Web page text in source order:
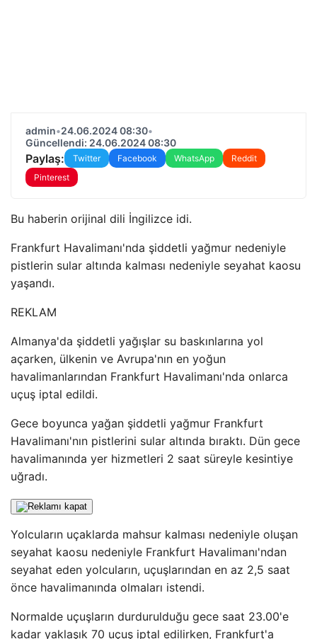
admin•24.06.2024 08:30•
Güncellendi: 24.06.2024 08:30
Paylaş: Twitter Facebook WhatsApp
Reddit
Pinterest
Bu haberin orijinal dili İngilizce idi.
Frankfurt Havalimanı'nda şiddetli yağmur nedeniyle
pistlerin sular altında kalması nedeniyle seyahat kaosu
yaşandı.
REKLAM
Almanya'da şiddetli yağışlar su baskınlarına yol
açarken, ülkenin ve Avrupa'nın en yoğun
havalimanlarından Frankfurt Havalimanı'nda onlarca
uçuş iptal edildi.
Gece boyunca yağan şiddetli yağmur Frankfurt
Havalimanı'nın pistlerini sular altında bıraktı. Dün gece
havalimanında yer hizmetleri 2 saat süreyle kesintiye
uğradı.
Yolcuların uçaklarda mahsur kalması nedeniyle oluşan
seyahat kaosu nedeniyle Frankfurt Havalimanı'ndan
seyahat eden yolcuların, uçuşlarından en az 2,5 saat
önce havalimanında olmaları istendi.
Normalde uçuşların durdurulduğu gece saat 23.00'e
kadar yaklaşık 70 uçuş iptal edilirken, Frankfurt'a